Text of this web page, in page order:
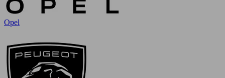
Opel